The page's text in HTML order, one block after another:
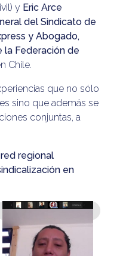
y Eric Arce
del Sindicato de
y Abogado,
la Federación de
Chile.
que no sólo
sino que además se
conjuntas, a
regional
en